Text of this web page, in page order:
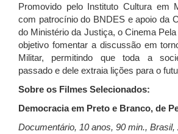
Promovido pelo Instituto Cultura em
com patrocínio do BNDES e apoio da
do Ministério da Justiça, o Cinema
objetivo fomentar a discussão em
Militar, permitindo que toda a
passado e dele extraia lições para o
Sobre os Filmes Selecionados:
Democracia em Preto e Branco, de
Documentário, 10 anos, 90 min., Brasil,